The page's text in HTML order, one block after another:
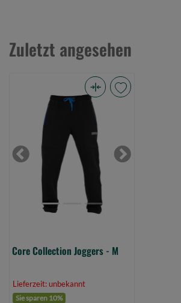
Zuletzt angesehen
Collection
Joggers
MPrevious Next
Core Collection Joggers - M
Lieferzeit: unbekannt
Sie sparen 10%